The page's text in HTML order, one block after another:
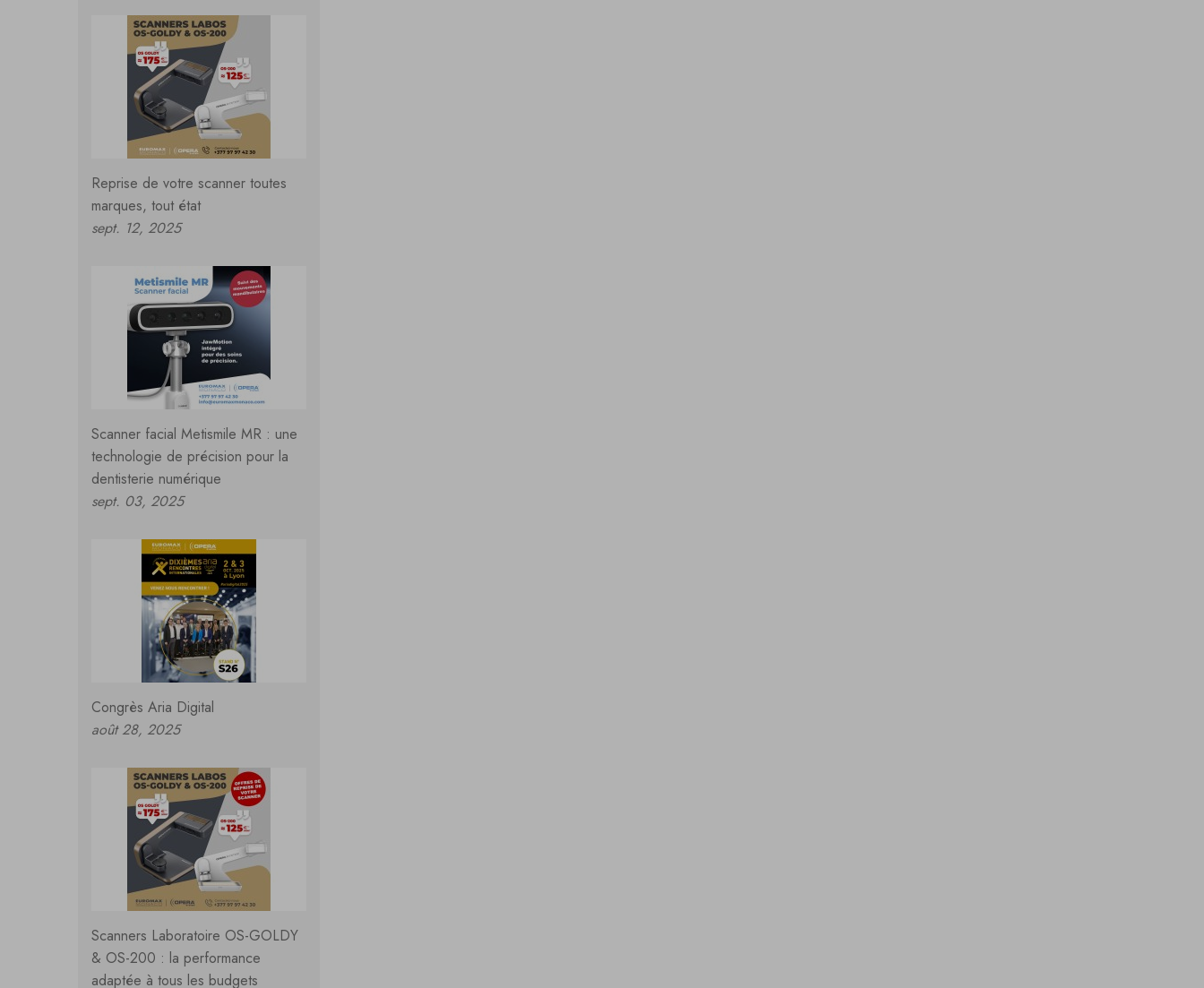
Reprise de votre scanner toutes
marques, tout état
sept. 12, 2025
Scanner facial Metismile MR : une
technologie de précision pour la
dentisterie numérique
sept. 03, 2025
Congrès Aria Digital
août 28, 2025
Scanners Laboratoire OS-GOLDY
& OS-200 : la performance
adaptée à tous les budgets